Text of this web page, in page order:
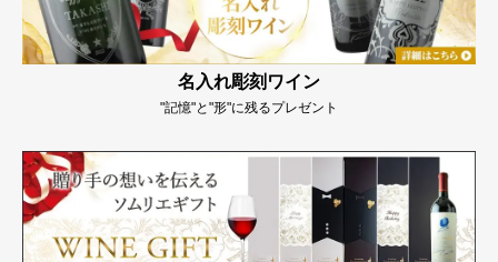
名入れ彫刻ワイン
"記憶"と"形"に残るプレゼント